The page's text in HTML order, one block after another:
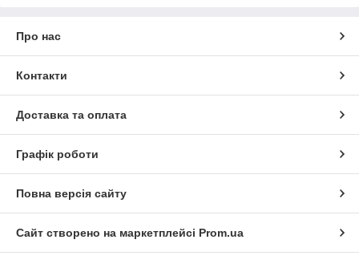
написавши в чаті фахівця
Про нас
Контакти
Доставка та оплата
Графік роботи
Повна версія сайту
Сайт створено на маркетплейсі Prom.ua